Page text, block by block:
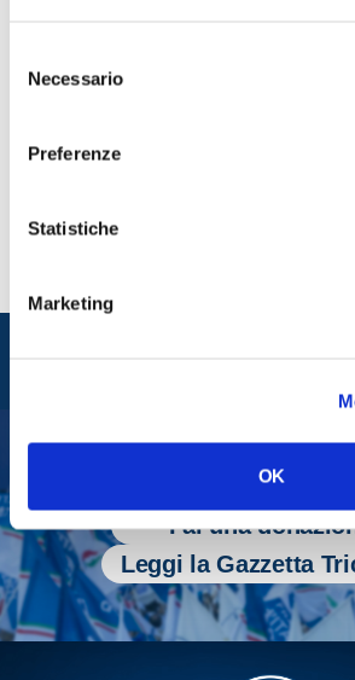
delNecessario
Preferenze
Statistiche
Marketing
OK
inadeguato. E’ quanto
Fratelli d’Italia Giovanni
Tesserati
Fai una
Leggi la Gazzetta